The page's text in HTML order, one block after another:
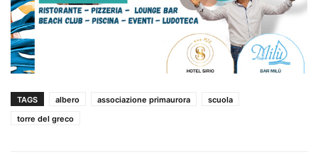
TAGS albero associazione primaurora
scuola
torre del greco